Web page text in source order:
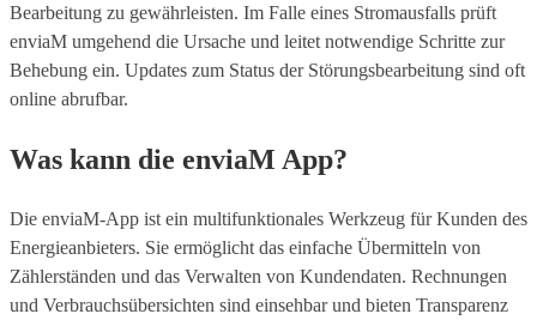
Bearbeitung zu gewährleisten. Im Falle eines Stromausfalls prüft
enviaM umgehend die Ursache und leitet notwendige Schritte zur
Behebung ein. Updates zum Status der Störungsbearbeitung sind oft
online abrufbar.
Was kann die enviaM App?
Die enviaM-App ist ein multifunktionales Werkzeug für Kunden des
Energieanbieters. Sie ermöglicht das einfache Übermitteln von
Zählerständen und das Verwalten von Kundendaten. Rechnungen
und Verbrauchsübersichten sind einsehbar und bieten Transparenz